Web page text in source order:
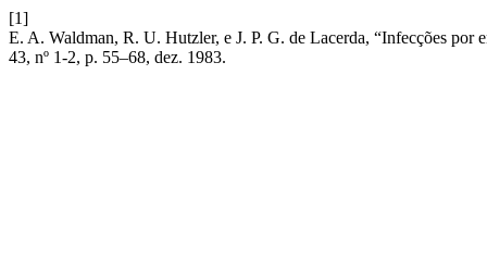
[1]
E. A. Waldman, R. U. Hutzler, e J. P. G. de Lacerda, “Infecções por
43, nº 1-2, p. 55–68, dez. 1983.